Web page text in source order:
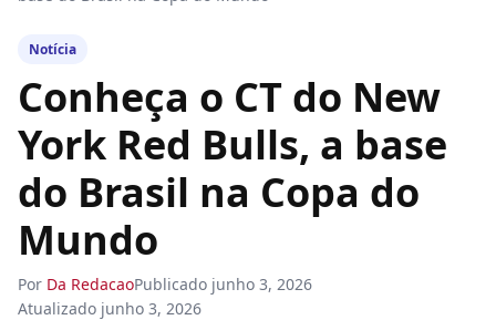
Notícia
Conheça o CT do New
York Red Bulls, a base
do Brasil na Copa do
Mundo
Por Da RedacaoPublicado junho 3, 2026
Atualizado junho 3, 2026